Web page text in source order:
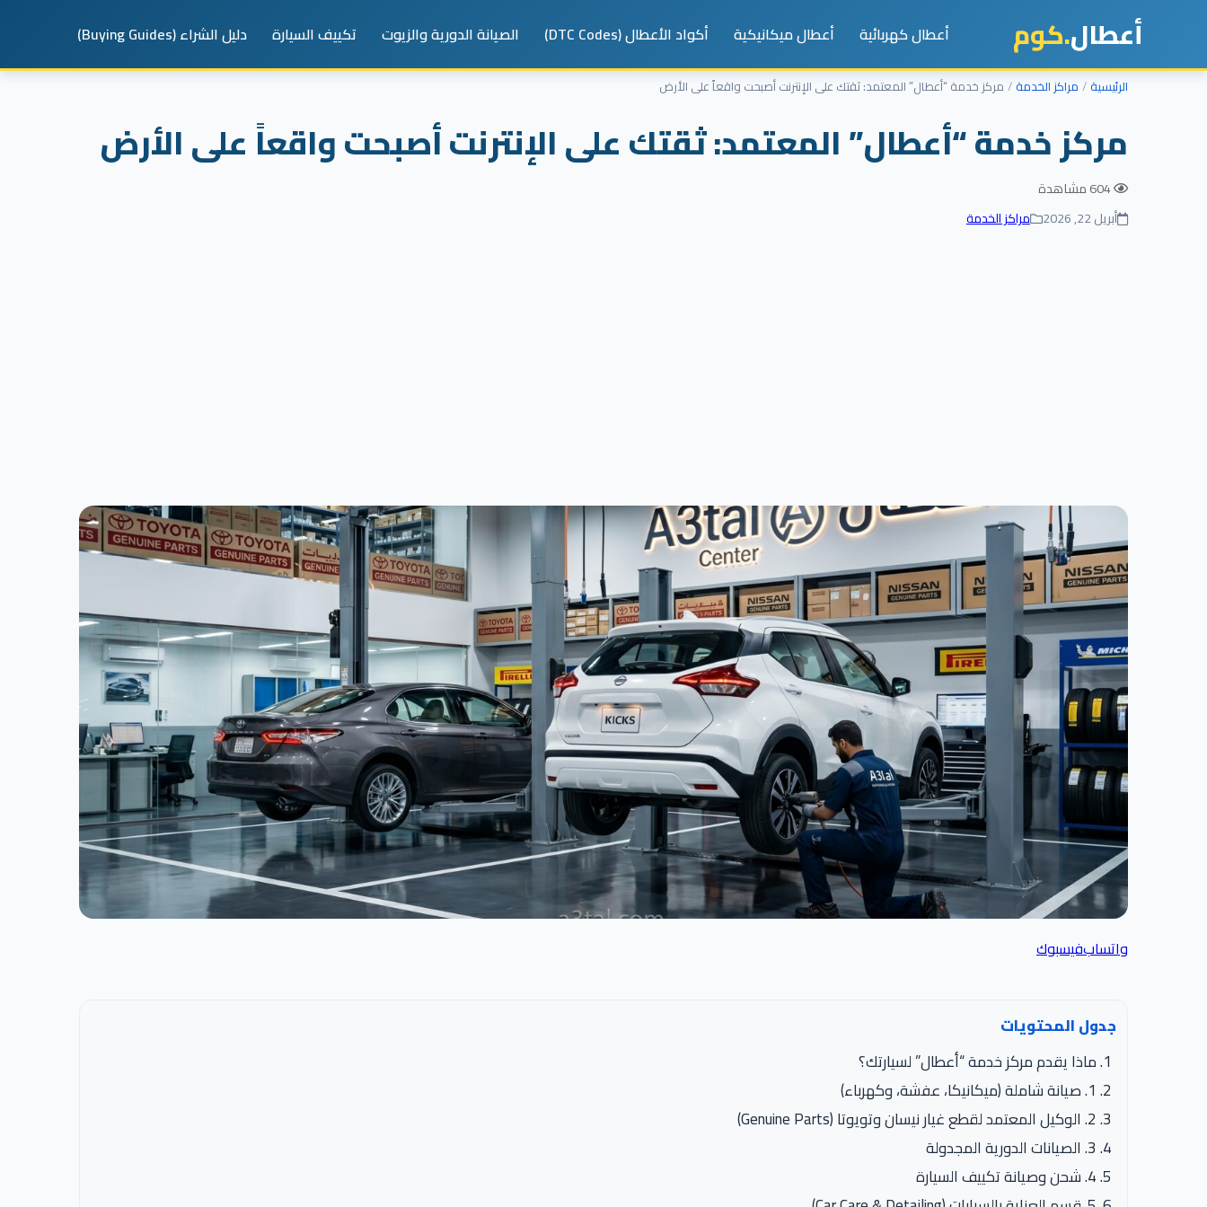
أعطال.كوم أعطال كهربائية أعطال ميكانيكية أكواد الأعطال (DTC Codes) الصيانة الدورية والزيوت تكييف السيارة دليل الشراء (Buying Guides)
الرئيسية مراكز الخدمة مركز خدمة “أعطال” المعتمد: ثقتك على الإنترنت أصبحت واقعاً على الأرض
مركز خدمة “أعطال” المعتمد: ثقتك على الإنترنت أصبحت واقعاً على الأرض
أبريل 22, 2026 مراكز الخدمة
واتسابفيسبوك
جدول المحتويات
ماذا يقدم مركز خدمة “أعطال” لسيارتك؟
1. صيانة شاملة (ميكانيكا، عفشة، وكهرباء)
2. الوكيل المعتمد لقطع غيار نيسان وتويوتا (Genuine Parts)
3. الصيانات الدورية المجدولة
4. شحن وصيانة تكييف السيارة